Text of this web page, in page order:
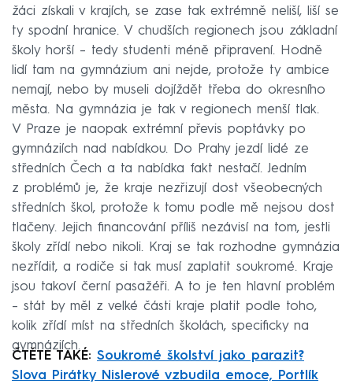
žáci získali v krajích, se zase tak extrémně neliší, liší se
ty spodní hranice. V chudších regionech jsou základní
školy horší – tedy studenti méně připravení. Hodně
lidí tam na gymnázium ani nejde, protože ty ambice
nemají, nebo by museli dojíždět třeba do okresního
města. Na gymnázia je tak v regionech menší tlak.
V Praze je naopak extrémní převis poptávky po
gymnáziích nad nabídkou. Do Prahy jezdí lidé ze
středních Čech a ta nabídka fakt nestačí. Jedním
z problémů je, že kraje nezřizují dost všeobecných
středních škol, protože k tomu podle mě nejsou dost
tlačeny. Jejich financování příliš nezávisí na tom, jestli
školy zřídí nebo nikoli. Kraj se tak rozhodne gymnázia
nezřídit, a rodiče si tak musí zaplatit soukromé. Kraje
jsou takoví černí pasažéři. A to je ten hlavní problém
– stát by měl z velké části kraje platit podle toho,
kolik zřídí míst na středních školách, specificky na
gymnáziích.
ČTĚTE TAKÉ: Soukromé školství jako parazit?
Slova Pirátky Nislerové vzbudila emoce, Portlík